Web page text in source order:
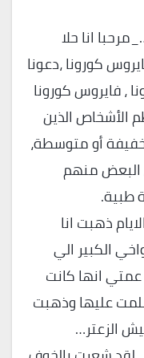
انا حلا
كورونا ،دعونا
، فايروس كورونا
الأشخاص الذين
19 أعراضًا خفيفة أو متوسطة،
البعض منهم
طبية.
ذهبت انا
الكبير الي
انها كانت
عليها وذهبت
الزعتر…